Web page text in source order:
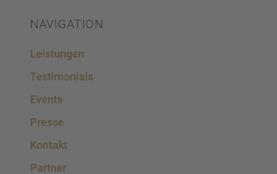
NAVIGA­TION
Leistun­gen
Testi­mo­ni­als
Events
Presse
Kontakt
Partner